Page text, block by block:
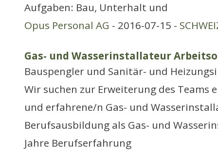
Aufgaben: Bau, Unterhalt und
Opus Personal AG - 2016-07-15 -
Gas- und Wasserinstallateur
Bauspengler und Sanitär- und
Wir suchen zur Erweiterung des Teams
und erfahrene/n Gas- und
Berufsausbildung als Gas- und
Jahre Berufserfahrung